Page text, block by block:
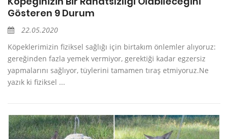
Gösteren 9 Durum
22.05.2020
Köpeklerimizin fiziksel sağlığı için birtakım önlemler alıyoruz:
gereğinden fazla yemek vermiyor, gerektiği kadar egzersiz
yapmalarını sağlıyor, tüylerini tamamen tıraş etmiyoruz.Ne
yazık ki fiziksel ...